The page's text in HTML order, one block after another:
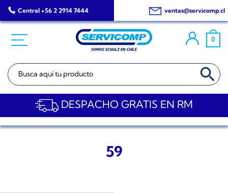
Saltar
al
Central +56 2 2914 7444 ventas@servicomp.cl
0
Buscar: BOTÓN DE
DESPACHO GRATIS EN RM
59